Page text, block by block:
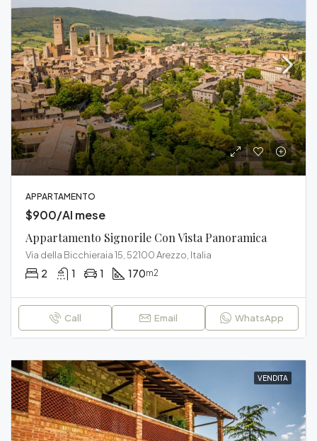
APPARTAMENTO
$900/Al mese
Appartamento Signorile Con Vista Panoramica
Via della Bicchieraia 15, 52100 Arezzo, Italia
2 1 1 170m2
Call Email WhatsApp
VENDITA